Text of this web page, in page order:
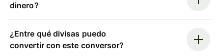
dinero?
¿Entre qué divisas puedo
convertir con este conversor?